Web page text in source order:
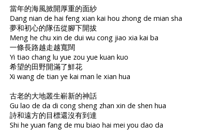
當年的海風掀開厚重的面紗
Dang nian de hai feng xian kai hou zhong de mian sha
夢和初心的隊伍從腳下開拔
Meng he chu xin de dui wu cong jiao xia kai ba
一條長路越走越寬闊
Yi tiao chang lu yue zou yue kuan kuo
希望的田野開滿了鮮花
Xi wang de tian ye kai man le xian hua
古老的大地叢生嶄新的神話
Gu lao de da di cong sheng zhan xin de shen hua
詩和遠方的目標還沒有到達
Shi he yuan fang de mu biao hai mei you dao da